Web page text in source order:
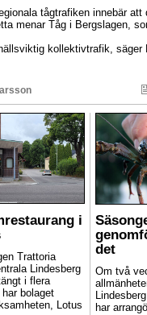
tågtrafiken innebär att
menar Tåg i Bergslagen,
kollektivtrafik, säger
i
Trattoria
Lindesberg
i flera
bolaget
Lotus
det
Om två
har